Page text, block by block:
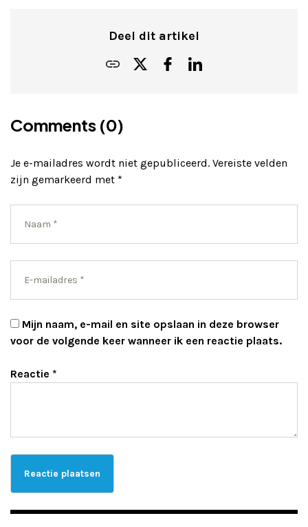
Deel dit artikel
Comments (0)
Je e-mailadres wordt niet gepubliceerd. Vereiste velden
zijn gemarkeerd met *
Mijn naam, e-mail en site opslaan in deze browser
voor de volgende keer wanneer ik een reactie plaats.
Reactie *